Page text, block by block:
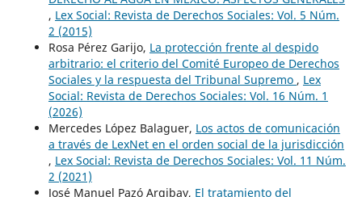
, Lex Social: Revista de Derechos Sociales: Vol. 5 Núm.
2 (2015)
Rosa Pérez Garijo, La protección frente al despido
arbitrario: el criterio del Comité Europeo de Derechos
Sociales y la respuesta del Tribunal Supremo , Lex
Social: Revista de Derechos Sociales: Vol. 16 Núm. 1
(2026)
Mercedes López Balaguer, Los actos de comunicación
a través de LexNet en el orden social de la jurisdicción
, Lex Social: Revista de Derechos Sociales: Vol. 11 Núm.
2 (2021)
José Manuel Pazó Argibay, El tratamiento del